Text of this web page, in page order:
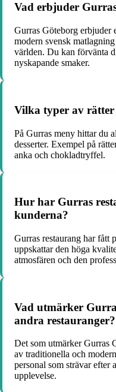
Vad erbjuder
Gurras Göteborg erbjuder
modern svensk
världen. Du kan förvänta
nyskapande smaker.
Vilka typer av
På Gurras meny hittar du
desserter. Exempel på
anka och chokladtryffel.
Hur har Gurras
kunderna?
Gurras restaurang har fått
uppskattar den höga
atmosfären och den
Vad utmärker
andra restauranger?
Det som utmärker Gurras
av traditionella och
personal som strävar efter
upplevelse.